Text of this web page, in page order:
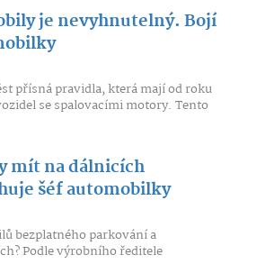
je nevyhnutelný. Bojí
přísná pravidla, která mají od roku
se spalovacími motory. Tento
mít na dálnicích
šéf automobilky
bezplatného parkování a
Podle výrobního ředitele